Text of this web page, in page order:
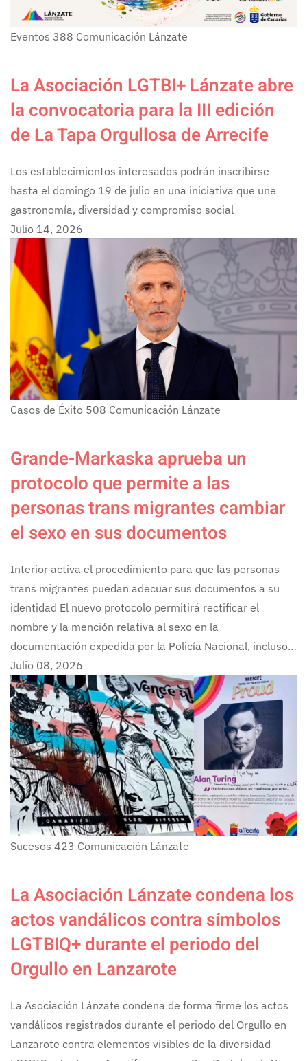
Eventos 388 Comunicación Lánzate
La Asociación LGTBI+ Lánzate abre
la convocatoria para la III edición
de La Tapa Orgullosa de Arrecife
Los establecimientos interesados podrán inscribirse
hasta el domingo 19 de julio en una iniciativa que une
gastronomía, diversidad y compromiso social
Julio 14, 2026
Casos de Éxito 508 Comunicación Lánzate
Grande-Markaska aprueba un
protocolo que permite a las
personas trans migrantes cambiar
el sexo en sus documentos
Interior activa el procedimiento para que las personas
trans migrantes puedan adecuar sus documentos a su
identidad El nuevo protocolo permitirá rectificar el
nombre y la mención relativa al sexo en la
documentación expedida por la Policía Nacional, incluso…
Julio 08, 2026
Sucesos 423 Comunicación Lánzate
La Asociación Lánzate condena los
actos vandálicos contra símbolos
LGTBIQ+ durante el periodo del
Orgullo en Lanzarote
La Asociación Lánzate condena de forma firme los actos
vandálicos registrados durante el periodo del Orgullo en
Lanzarote contra elementos visibles de la diversidad